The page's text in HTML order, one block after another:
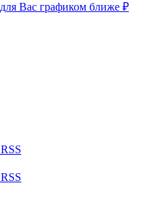
Вас графиком ближе ₽